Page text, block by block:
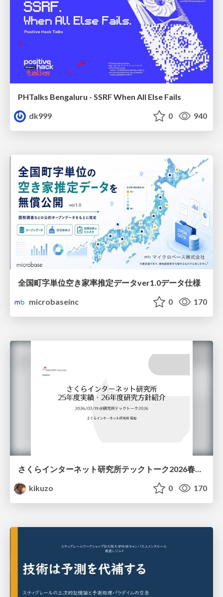
PHTalks Bengaluru - SSRF When All Else Fails
dk999
0 940
全国町字単位空き家率推定データver1.0データ仕様
microbaseinc
0 170
kikuzo
0 170